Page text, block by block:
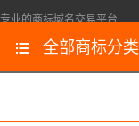
专业的商标域名交易平台
全部商标分类